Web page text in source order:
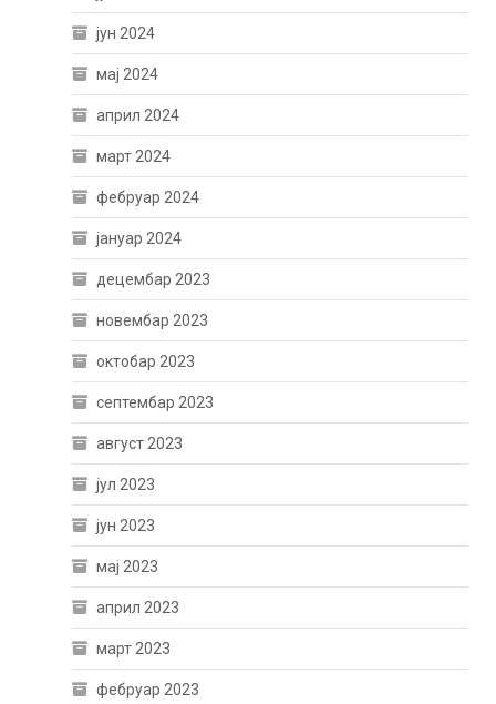
јун 2024
мај 2024
април 2024
март 2024
фебруар 2024
јануар 2024
децембар 2023
новембар 2023
октобар 2023
септембар 2023
август 2023
јул 2023
јун 2023
мај 2023
април 2023
март 2023
фебруар 2023